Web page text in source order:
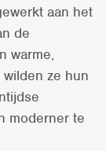
aan het
de
warme,
ze hun
moderner te